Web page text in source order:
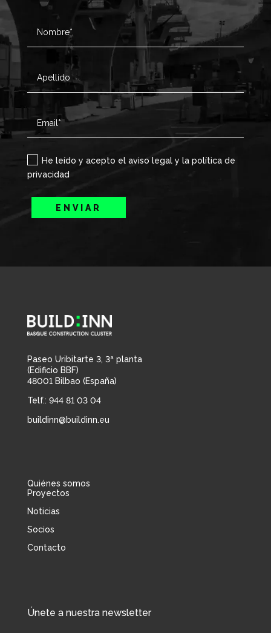
He leído y acepto el aviso legal y la política de
privacidad
ENVIAR
Paseo Uribitarte 3, 3ª planta
(Edificio BBF)
48001 Bilbao (España)
Telf.: 944 81 03 04
buildinn@buildinn.eu
Quiénes somos
Proyectos
Noticias
Socios
Contacto
Únete a nuestra newsletter